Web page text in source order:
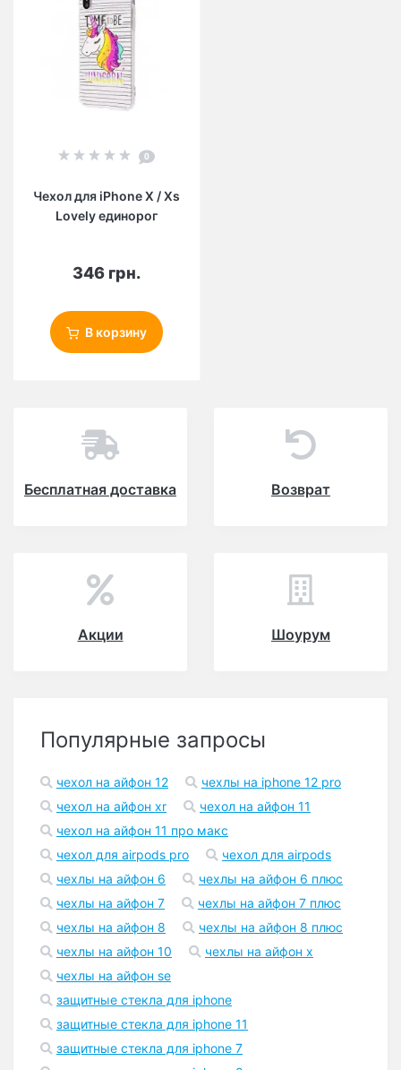
0
Чехол для iPhone X / Xs
Lovely единорог
346 грн.
В корзину
Бесплатная доставка Возврат
Акции Шоурум
Популярные запросы
чехол на айфон 12
чехлы на iphone 12 pro
чехол на айфон xr
чехол на айфон 11
чехол на айфон 11 про макс
чехол для airpods pro
чехол для airpods
чехлы на айфон 6
чехлы на айфон 6 плюс
чехлы на айфон 7
чехлы на айфон 7 плюс
чехлы на айфон 8
чехлы на айфон 8 плюс
чехлы на айфон 10
чехлы на айфон x
чехлы на айфон se
защитные стекла для iphone
защитные стекла для iphone 11
защитные стекла для iphone 7